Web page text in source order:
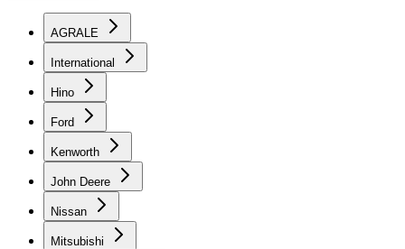
AGRALE
International
Hino
Ford
Kenworth
John Deere
Nissan
Mitsubishi